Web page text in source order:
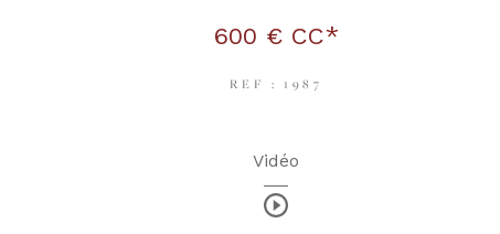
600 € CC*
REF : 1987
Vidéo